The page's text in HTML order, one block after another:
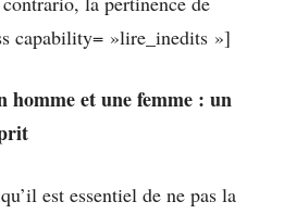
capability= »lire_inedits »]
homme et une femme : un
est essentiel de ne pas la